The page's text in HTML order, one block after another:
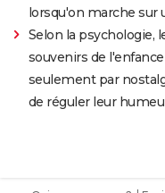
lorsqu'on marche sur
Selon la psychologie,
souvenirs de
seulement par
de réguler leur